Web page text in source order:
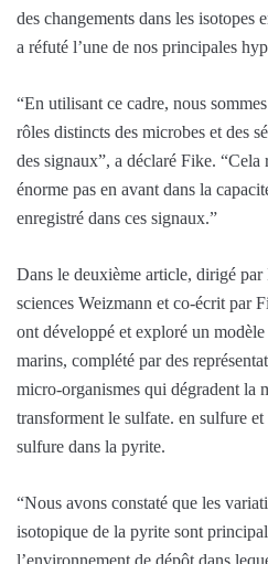
des changements dans les isotopes
a réfuté l’une de nos principales
“En utilisant ce cadre, nous
rôles distincts des microbes et des
des signaux”, a déclaré Fike. “Cela
énorme pas en avant dans la
enregistré dans ces signaux.”
Dans le deuxième article, dirigé
sciences Weizmann et co-écrit par
ont développé et exploré un
marins, complété par des
micro-organismes qui dégradent la
transforment le sulfate. en sulfure
sulfure dans la pyrite.
“Nous avons constaté que les
isotopique de la pyrite sont
l’environnement de dépôt dans